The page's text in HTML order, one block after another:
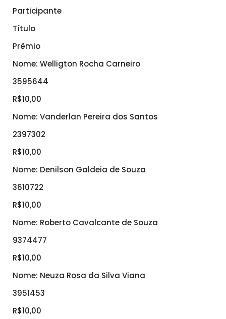
Participante
Título
Prêmio
Nome: Welligton Rocha Carneiro
3595644
R$10,00
Nome: Vanderlan Pereira dos Santos
2397302
R$10,00
Nome: Denilson Galdeia de Souza
3610722
R$10,00
Nome: Roberto Cavalcante de Souza
9374477
R$10,00
Nome: Neuza Rosa da Silva Viana
3951453
R$10,00